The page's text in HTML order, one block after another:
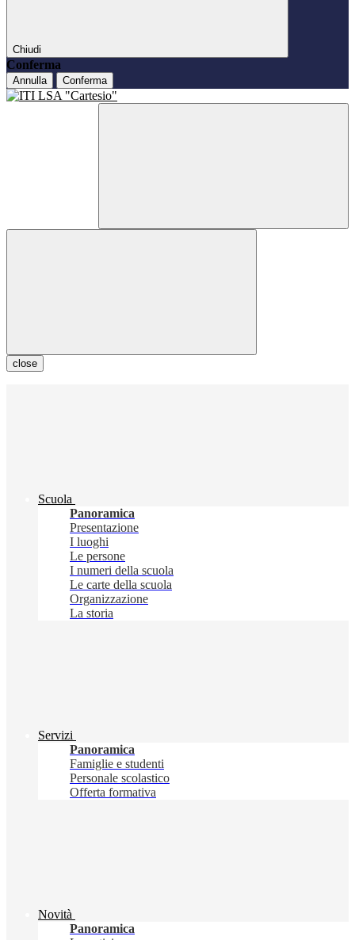
Chiudi
Conferma
Annulla Conferma
close
Scuola
Panoramica
Presentazione
I luoghi
Le persone
I numeri della scuola
Le carte della scuola
Organizzazione
La storia
Servizi
Panoramica
Famiglie e studenti
Personale scolastico
Offerta formativa
Novità
Panoramica